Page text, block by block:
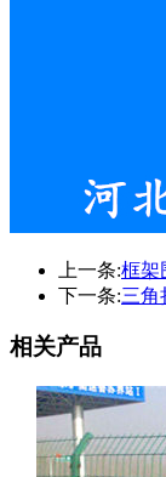
上一条:框架
下一条:三角
相关产品